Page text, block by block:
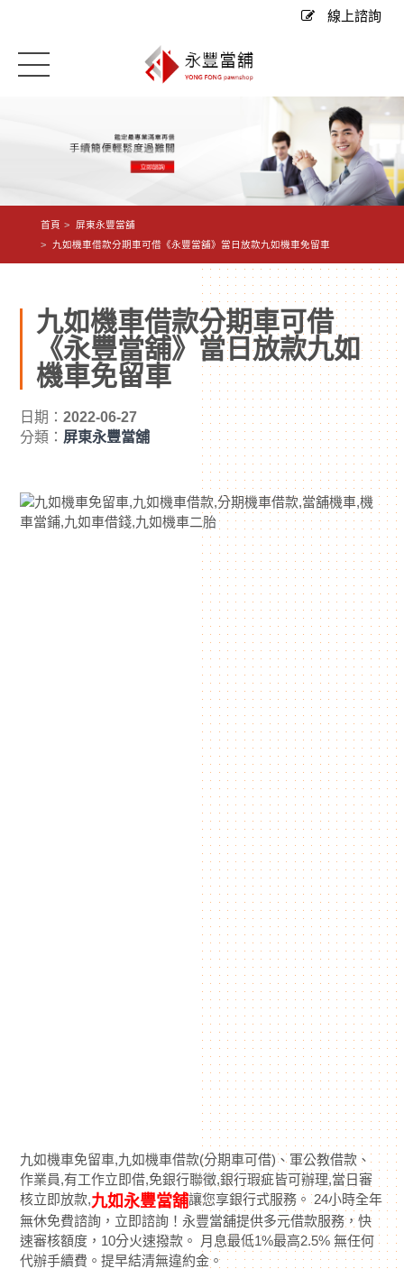
線上諮詢
首頁
屏東永豐當舖
九如機車借款分期車可借《永豐當舖》當日放款九如機車免留車
九如機車借款分期車可借
《永豐當舖》當日放款九如
機車免留車
日期：2022-06-27
分類： 屏東永豐當舖
九如機車免留車,九如機車借款(分期車可借)、軍公教借款、
作業員,有工作立即借,免銀行聯徵,銀行瑕疵皆可辦理,當日審
核立即放款,九如永豐當舖讓您享銀行式服務。 24小時全年
無休免費諮詢，立即諮詢！永豐當舖提供多元借款服務，快
速審核額度，10分火速撥款。 月息最低1%最高2.5% 無任何
代辦手續費。提早結清無違約金。